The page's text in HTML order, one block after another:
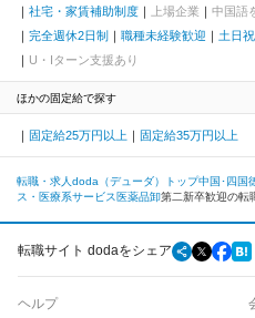
社宅・家賃補助制度
上場企業 中国語
完全週休2日制
職種未経験歓迎 土日
U・Iターン支援あり
ほかの固定給で探す
固定給25万円以上 固定給35万円以上
転職・求人doda（デューダ）トップ中国･四国
ス・医療系サービス 医薬品卸第二新卒歓迎の転
転職サイト dodaをシェア
ヘルプ